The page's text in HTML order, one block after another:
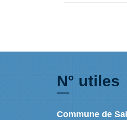
N° utiles
Commune de